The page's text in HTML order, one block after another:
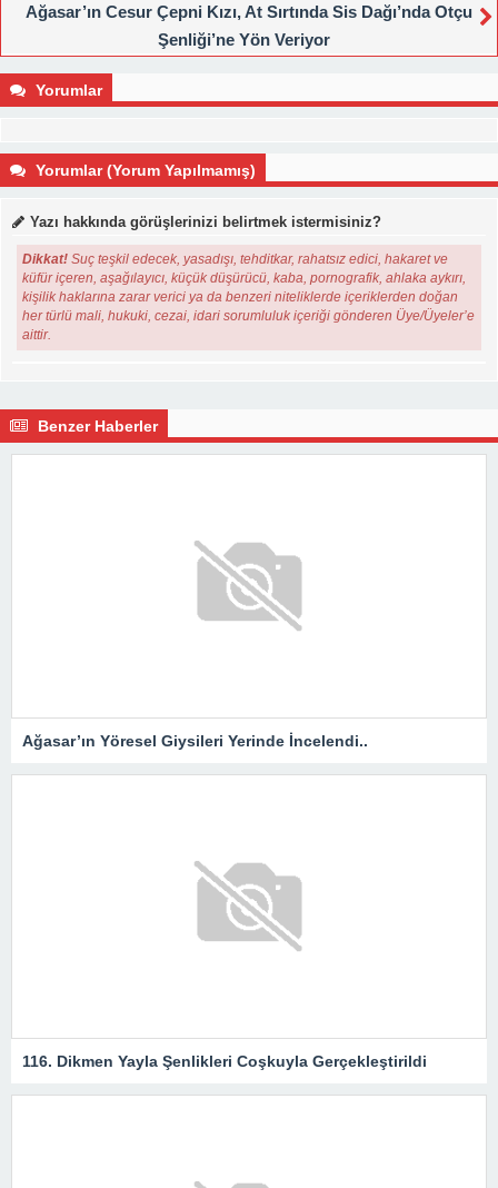
Ağasar’ın Cesur Çepni Kızı, At Sırtında Sis Dağı’nda Otçu
Şenliği’ne Yön Veriyor
Yorumlar
Yorumlar (Yorum Yapılmamış)
Yazı hakkında görüşlerinizi belirtmek istermisiniz?
Dikkat! Suç teşkil edecek, yasadışı, tehditkar, rahatsız edici, hakaret ve
küfür içeren, aşağılayıcı, küçük düşürücü, kaba, pornografik, ahlaka aykırı,
kişilik haklarına zarar verici ya da benzeri niteliklerde içeriklerden doğan
her türlü mali, hukuki, cezai, idari sorumluluk içeriği gönderen Üye/Üyeler’e
aittir.
Benzer Haberler
Ağasar’ın Yöresel Giysileri Yerinde İncelendi..
116. Dikmen Yayla Şenlikleri Coşkuyla Gerçekleştirildi